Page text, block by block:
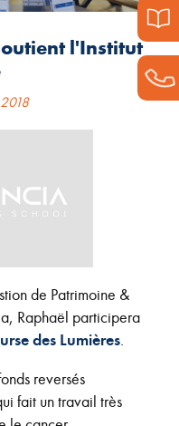
l'Institut
de Patrimoine &
Raphaël participera
des Lumières.
reversés
fait un travail très